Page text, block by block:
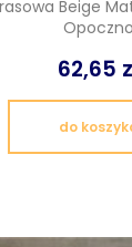
Beige
Opoczno
62,65
do